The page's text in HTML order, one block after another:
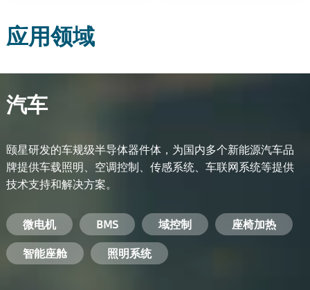
应用领域
汽车
颐星研发的车规级半导体器件体，为国内多个新能源汽车品
牌提供车载照明、空调控制、传感系统、车联网系统等提供
技术支持和解决方案。
微电机 BMS 域控制
座椅加热
智能座舱
照明系统
电池管理系统
储能逆变器
工业电焊机 变频器
电机驱动
安防摄像头
开关电源 手机充电器
服务器电源
PC电源
电脑 手机 基站 机顶盒
智能农业 智能医疗
智能交通
智能家居